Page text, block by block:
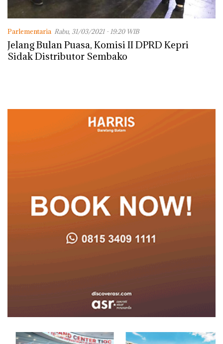
Parlementaria Rabu, 31/03/2021 - 19:20 WIB
Jelang Bulan Puasa, Komisi II DPRD Kepri
Sidak Distributor Sembako